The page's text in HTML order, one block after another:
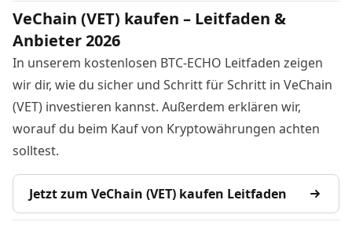
VeChain (VET) kaufen – Leitfaden &
Anbieter 2026
In unserem kostenlosen BTC-ECHO Leitfaden zeigen
wir dir, wie du sicher und Schritt für Schritt in VeChain
(VET) investieren kannst. Außerdem erklären wir,
worauf du beim Kauf von Kryptowährungen achten
solltest.
Jetzt zum VeChain (VET) kaufen Leitfaden